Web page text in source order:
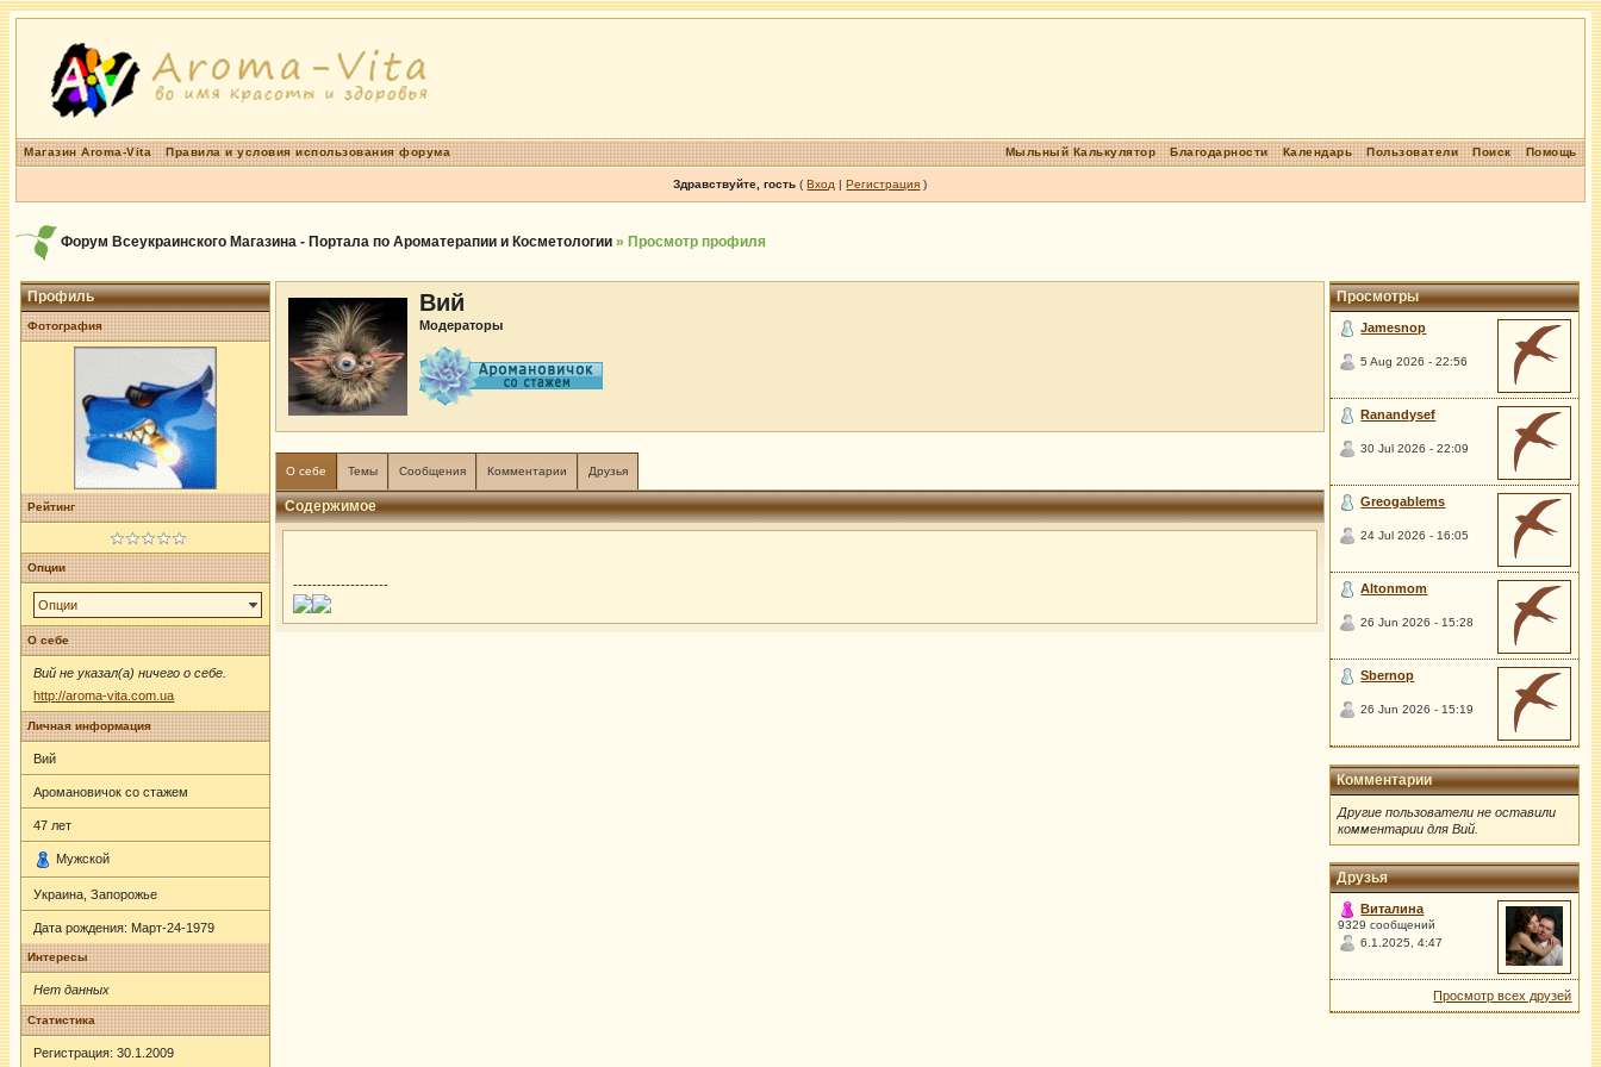
Магазин Aroma-Vita Правила и условия использования форума Помощь
Поиск
Пользователи
Календарь
Благодарности
Мыльный Калькулятор
Здравствуйте, гость (Вход |Регистрация )
Форум Всеукраинского Магазина - Портала по Ароматерапии и Косметологии » Просмотр профиля
Профиль
Фотография
Рейтинг
Опции
Опции
О себе
Вий не указал(а) ничего о себе.
http://aroma-vita.com.ua
Личная информация
Вий
Аромановичок со стажем
47 лет
Мужской
Украина, Запорожье
Дата рождения: Март-24-1979
Интересы
Нет данных
Статистика
Регистрация: 30.1.2009
Вий
Модераторы
О себе Темы Сообщения Комментарии Друзья
Содержимое
--------------------
Просмотры
Jamesnop
5 Aug 2026 - 22:56
Ranandysef
30 Jul 2026 - 22:09
Greogablems
24 Jul 2026 - 16:05
Altonmom
26 Jun 2026 - 15:28
Sbernop
26 Jun 2026 - 15:19
Комментарии
Другие пользователи не оставили
комментарии для Вий.
Друзья
Виталина
9329 сообщений
6.1.2025, 4:47
Просмотр всех друзей